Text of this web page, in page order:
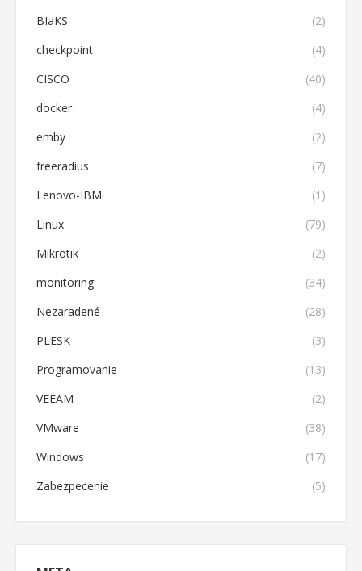
BIaKS
(2)
checkpoint
(4)
CISCO
(40)
docker
(4)
emby
(2)
freeradius
(7)
Lenovo-IBM
(1)
Linux
(79)
Mikrotik
(2)
monitoring
(34)
Nezaradené
(28)
PLESK
(3)
Programovanie
(13)
VEEAM
(2)
VMware
(38)
Windows
(17)
Zabezpecenie
(5)